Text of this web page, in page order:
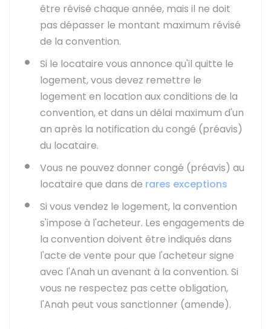
être révisé chaque année, mais il ne doit
pas dépasser le montant maximum révisé
de la convention.
Si le locataire vous annonce qu'il quitte le
logement, vous devez remettre le
logement en location aux conditions de la
convention, et dans un délai maximum d'un
an après la notification du congé (préavis)
du locataire.
Vous ne pouvez donner congé (préavis) au
locataire que dans de rares exceptions
Si vous vendez le logement, la convention
s'impose à l'acheteur. Les engagements de
la convention doivent être indiqués dans
l'acte de vente pour que l'acheteur signe
avec l'Anah un avenant à la convention. Si
vous ne respectez pas cette obligation,
l'Anah peut vous sanctionner (amende).